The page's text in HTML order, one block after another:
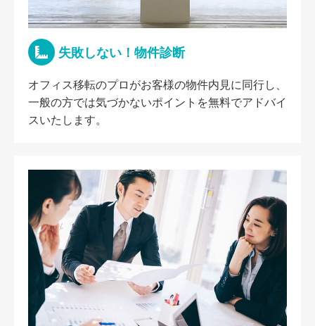
失敗しない！物件診断
オフィス移転のプロがお客様の物件内見に同行し、
一般の方では気づかないポイントを無料でアドバイ
スいたします。